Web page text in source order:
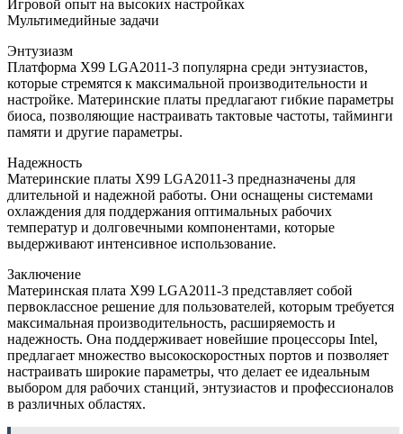
Игровой опыт на высоких настройках
Мультимедийные задачи
Энтузиазм
Платформа X99 LGA2011-3 популярна среди энтузиастов,
которые стремятся к максимальной производительности и
настройке. Материнские платы предлагают гибкие параметры
биоса, позволяющие настраивать тактовые частоты, тайминги
памяти и другие параметры.
Надежность
Материнские платы X99 LGA2011-3 предназначены для
длительной и надежной работы. Они оснащены системами
охлаждения для поддержания оптимальных рабочих
температур и долговечными компонентами, которые
выдерживают интенсивное использование.
Заключение
Материнская плата X99 LGA2011-3 представляет собой
первоклассное решение для пользователей, которым требуется
максимальная производительность, расширяемость и
надежность. Она поддерживает новейшие процессоры Intel,
предлагает множество высокоскоростных портов и позволяет
настраивать широкие параметры, что делает ее идеальным
выбором для рабочих станций, энтузиастов и профессионалов
в различных областях.